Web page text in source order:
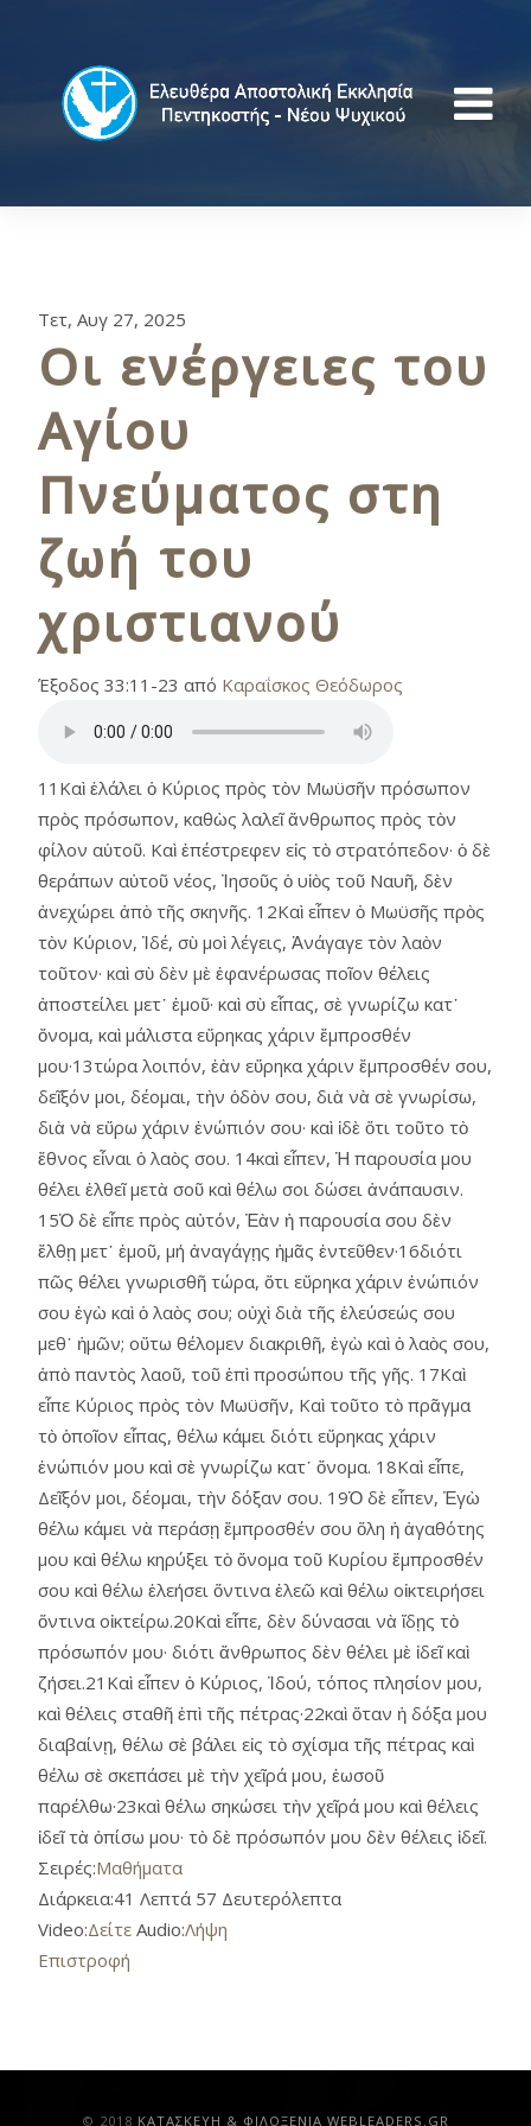
Τετ, Αυγ 27, 2025
Οι ενέργειες του
Αγίου
Πνεύματος στη
ζωή του
χριστιανού
Έξοδος 33:11-23 από Καραΐσκος Θεόδωρος
11Καὶ ἐλάλει ὁ Κύριος πρὸς τὸν Μωϋσῆν πρόσωπον
πρὸς πρόσωπον, καθὼς λαλεῖ ἄνθρωπος πρὸς τὸν
φίλον αὑτοῦ. Καὶ ἐπέστρεφεν εἰς τὸ στρατόπεδον· ὁ δὲ
θεράπων αὐτοῦ νέος, Ἰησοῦς ὁ υἱὸς τοῦ Ναυῆ, δὲν
ἀνεχώρει ἀπὸ τῆς σκηνῆς. 12Καὶ εἶπεν ὁ Μωϋσῆς πρὸς
τὸν Κύριον, Ἰδέ, σὺ μοὶ λέγεις, Ἀνάγαγε τὸν λαὸν
τοῦτον· καὶ σὺ δὲν μὲ ἐφανέρωσας ποῖον θέλεις
ἀποστείλει μετ᾿ ἐμοῦ· καὶ σὺ εἶπας, σὲ γνωρίζω κατ᾿
ὄνομα, καὶ μάλιστα εὕρηκας χάριν ἔμπροσθέν
μου·13τώρα λοιπόν, ἐὰν εὕρηκα χάριν ἔμπροσθέν σου,
δεῖξόν μοι, δέομαι, τὴν ὁδὸν σου, διὰ νὰ σὲ γνωρίσω,
διὰ νὰ εὕρω χάριν ἐνώπιόν σου· καὶ ἰδὲ ὅτι τοῦτο τὸ
ἔθνος εἶναι ὁ λαὸς σου. 14καὶ εἶπεν, Ἡ παρουσία μου
θέλει ἐλθεῖ μετὰ σοῦ καὶ θέλω σοι δώσει ἀνάπαυσιν.
15Ὁ δὲ εἶπε πρὸς αὐτόν, Ἐὰν ἡ παρουσία σου δὲν
ἔλθῃ μετ᾿ ἐμοῦ, μή ἀναγάγῃς ἡμᾶς ἐντεῦθεν·16διότι
πῶς θέλει γνωρισθῆ τώρα, ὅτι εὕρηκα χάριν ἐνώπιόν
σου ἐγὼ καὶ ὁ λαὸς σου; οὐχὶ διὰ τῆς ἐλεύσεώς σου
μεθ᾿ ἡμῶν; οὕτω θέλομεν διακριθῆ, ἐγὼ καὶ ὁ λαὸς σου,
ἀπὸ παντὸς λαοῦ, τοῦ ἐπὶ προσώπου τῆς γῆς. 17Καὶ
εἶπε Κύριος πρὸς τὸν Μωϋσῆν, Καὶ τοῦτο τὸ πρᾶγμα
τὸ ὁποῖον εἶπας, θέλω κάμει διότι εὕρηκας χάριν
ἐνώπιόν μου καὶ σὲ γνωρίζω κατ᾿ ὄνομα. 18Καὶ εἶπε,
Δεῖξόν μοι, δέομαι, τὴν δόξαν σου. 19Ὁ δὲ εἶπεν, Ἐγὼ
θέλω κάμει νὰ περάσῃ ἔμπροσθέν σου ὅλη ἡ ἀγαθότης
μου καὶ θέλω κηρύξει τὸ ὄνομα τοῦ Κυρίου ἔμπροσθέν
σου καὶ θέλω ἐλεήσει ὅντινα ἐλεῶ καὶ θέλω οἰκτειρήσει
ὅντινα οἰκτείρω.20Καὶ εἶπε, δὲν δύνασαι νὰ ἴδῃς τὸ
πρόσωπόν μου· διότι ἄνθρωπος δὲν θέλει μὲ ἰδεῖ καὶ
ζήσει.21Καὶ εἶπεν ὁ Κύριος, Ἰδού, τόπος πλησίον μου,
καὶ θέλεις σταθῆ ἐπὶ τῆς πέτρας·22καὶ ὅταν ἡ δόξα μου
διαβαίνῃ, θέλω σὲ βάλει εἰς τὸ σχίσμα τῆς πέτρας καὶ
θέλω σὲ σκεπάσει μὲ τὴν χεῖρά μου, ἑωσοῦ
παρέλθω·23καὶ θέλω σηκώσει τὴν χεῖρά μου καὶ θέλεις
ἰδεῖ τὰ ὀπίσω μου· τὸ δὲ πρόσωπόν μου δὲν θέλεις ἰδεῖ.
Σειρές:Μαθήματα
Διάρκεια:41 Λεπτά 57 Δευτερόλεπτα
Video:Δείτε Audio:Λήψη
Επιστροφή
© 2018 ΚAΤΑΣΚΕΥΗ & ΦΙΛΟΞΕΝΙΑ WEBLEADERS.GR